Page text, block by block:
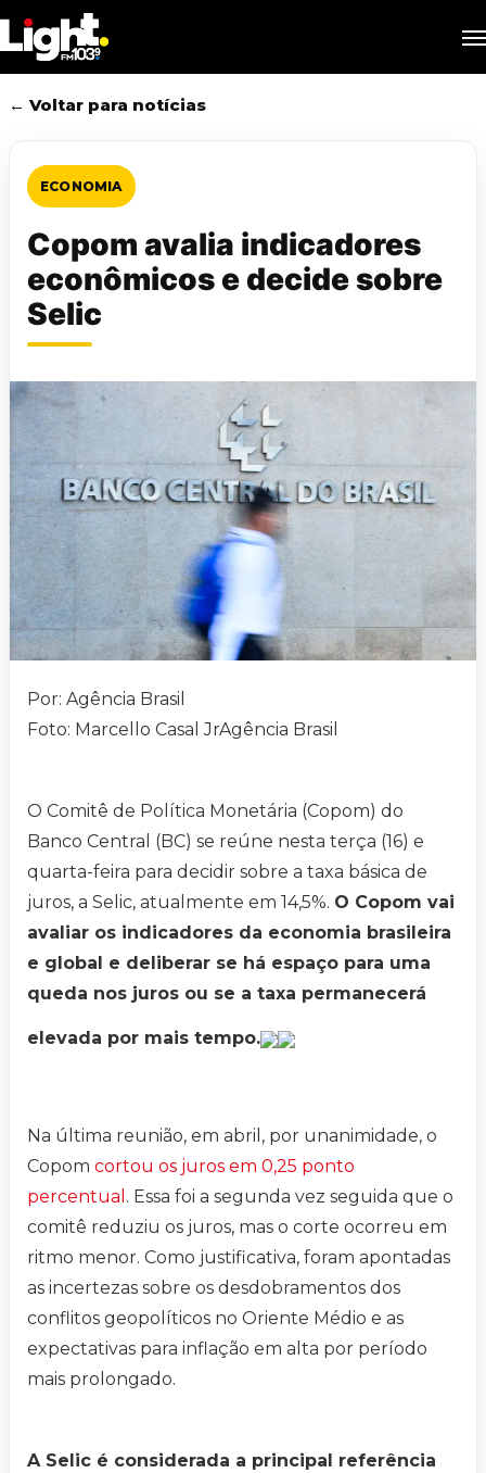
to
main
content
← Voltar para notícias
ECONOMIA
Copom avalia indicadores
econômicos e decide sobre
Selic
Por: Agência Brasil
Foto: Marcello Casal JrAgência Brasil
O Comitê de Política Monetária (Copom) do
Banco Central (BC) se reúne nesta terça (16) e
quarta-feira para decidir sobre a taxa básica de
juros, a Selic, atualmente em 14,5%. O Copom vai
avaliar os indicadores da economia brasileira
e global e deliberar se há espaço para uma
queda nos juros ou se a taxa permanecerá
elevada por mais tempo.
Na última reunião, em abril, por unanimidade, o
Copom cortou os juros em 0,25 ponto
percentual . Essa foi a segunda vez seguida que o
comitê reduziu os juros, mas o corte ocorreu em
ritmo menor. Como justificativa, foram apontadas
as incertezas sobre os desdobramentos dos
conflitos geopolíticos no Oriente Médio e as
expectativas para inflação em alta por período
mais prolongado.
A Selic é considerada a principal referência